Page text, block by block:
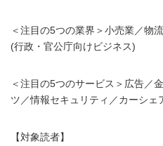
＜注目の5つの業界＞小売業／物
(行政・官公庁向けビジネス)
＜注目の5つのサービス＞広告／
ツ／情報セキュリティ／カーシェ
【対象読者】